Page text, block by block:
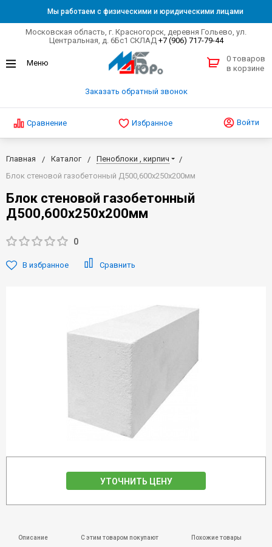
Мы работаем с физическими и юридическими лицами
Московская область, г. Красногорск, деревня Гольево, ул.
Центральная, д. 6Бс1 СКЛАД +7 (906) 717-79-44
Заказать обратный звонок
0 товаров
в корзине
Сравнение Избранное Войти
Главная Каталог
Пеноблоки , кирпич
Блок стеновой газобетонный Д500,600х250х200мм
Блок стеновой газобетонный
Д500,600х250х200мм
0
В избранное Сравнить
УТОЧНИТЬ ЦЕНУ
Описание С этим товаром покупают Похожие товары